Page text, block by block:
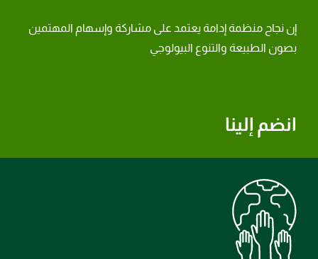
انضم إلينا
إن نجاح منظمة إدامة يعتمد على مشاركة وإسهام المهتمين
بصون الطبيعة والتنوع البيولوجي